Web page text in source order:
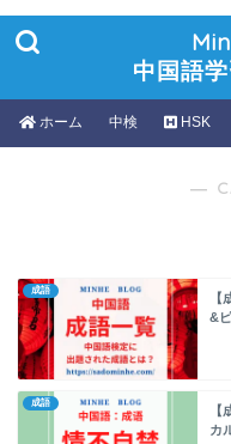
中国語
ホーム 中検 HSK
―
成語
&
成語
カ